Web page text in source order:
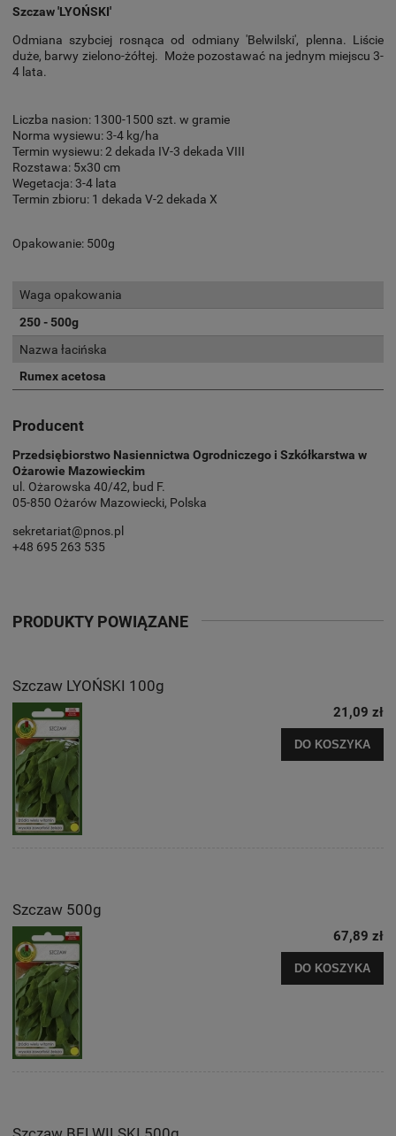
Szczaw 'LYOŃSKI'
Odmiana szybciej rosnąca od odmiany 'Belwilski', plenna. Liście
duże, barwy zielono-żółtej. Może pozostawać na jednym miejscu 3-
4 lata.
Liczba nasion: 1300-1500 szt. w gramie
Norma wysiewu: 3-4 kg/ha
Termin wysiewu: 2 dekada IV-3 dekada VIII
Rozstawa: 5x30 cm
Wegetacja: 3-4 lata
Termin zbioru: 1 dekada V-2 dekada X
Opakowanie: 500g
Waga opakowania
250 - 500g
Nazwa łacińska
Rumex acetosa
Producent
Przedsiębiorstwo Nasiennictwa Ogrodniczego i Szkółkarstwa w
Ożarowie Mazowieckim
ul. Ożarowska 40/42, bud F.
05-850 Ożarów Mazowiecki, Polska
sekretariat@pnos.pl
+48 695 263 535
PRODUKTY POWIĄZANE
Szczaw LYOŃSKI 100g
21,09 zł
DO KOSZYKA
Szczaw 500g
67,89 zł
DO KOSZYKA